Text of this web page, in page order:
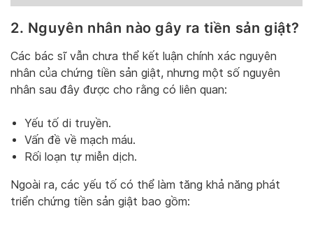
2. Nguyên nhân nào gây ra tiền sản giật?
Các bác sĩ vẫn chưa thể kết luận chính xác nguyên
nhân của chứng tiền sản giật, nhưng một số nguyên
nhân sau đây được cho rằng có liên quan:
Yếu tố di truyền.
Vấn đề về mạch máu.
Rối loạn tự miễn dịch.
Ngoài ra, các yếu tố có thể làm tăng khả năng phát
triển chứng tiền sản giật bao gồm: